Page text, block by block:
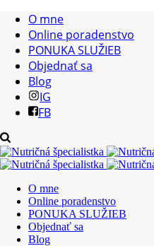
O mne
Online poradenstvo
PONUKA SLUŽIEB
Objednať sa
Blog
IG
FB
O mne
Online poradenstvo
PONUKA SLUŽIEB
Objednať sa
Blog